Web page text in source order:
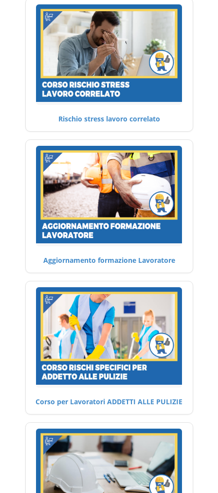
Rischio stress lavoro correlato
Aggiornamento formazione Lavoratore
Corso per Lavoratori ADDETTI ALLE PULIZIE